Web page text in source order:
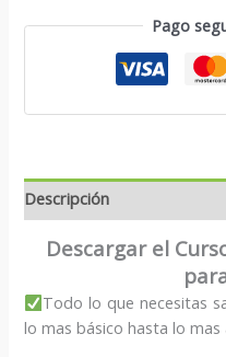
Pago
Descripción
Descargar el
Todo lo que necesitas
lo mas básico hasta lo mas